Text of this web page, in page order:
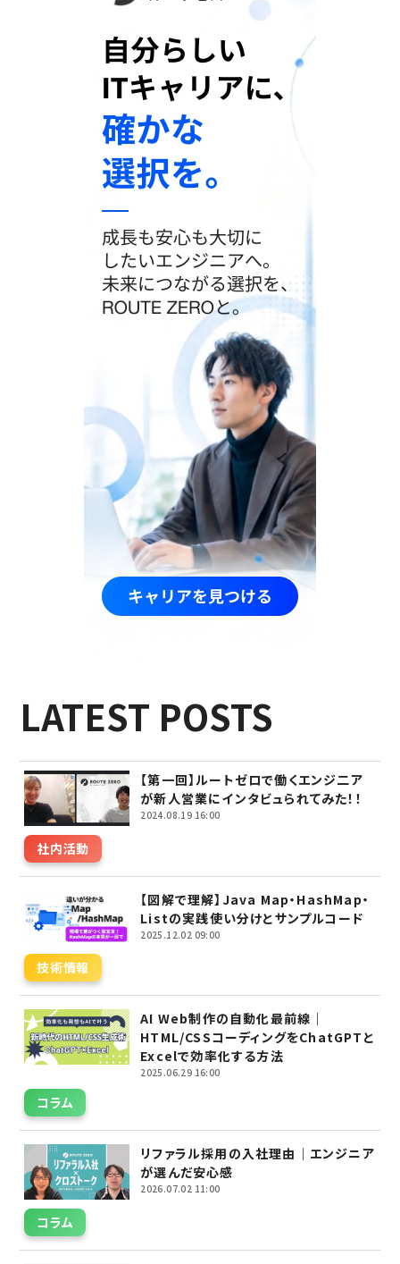
LATEST POSTS
【第一回】ルートゼロで働くエンジ二ア
が新人営業にインタビュられてみた！！
2024.08.19 16:00
社内活動
【図解で理解】Java Map・HashMap・
Listの実践使い分けとサンプルコード
2025.12.02 09:00
技術情報
AI Web制作の自動化最前線｜
HTML/CSSコーディングをChatGPTと
Excelで効率化する方法
2025.06.29 16:00
コラム
リファラル採用の入社理由｜エンジニア
が選んだ安心感
2026.07.02 11:00
コラム